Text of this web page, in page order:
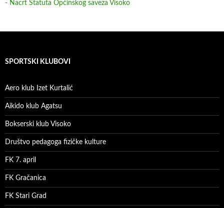
- Nacrt Statuta Općinskog saveza Visoko
SPORTSKI KLUBOVI
Aero klub Izet Kurtalić
Aikido klub Agatsu
Bokserski klub Visoko
Društvo pedagoga fizičke kulture
FK 7. april
FK Gračanica
FK Stari Grad